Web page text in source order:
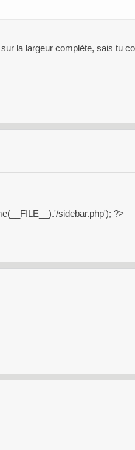
la largeur complète, sais tu
sidebar.php'); ?>